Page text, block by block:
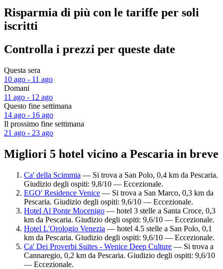
Risparmia di più con le tariffe per soli
iscritti
Controlla i prezzi per queste date
Questa sera
10 ago - 11 ago
Domani
11 ago - 12 ago
Questo fine settimana
14 ago - 16 ago
Il prossimo fine settimana
21 ago - 23 ago
Migliori 5 hotel vicino a Pescaria in breve
Ca' della Scimmia — Si trova a San Polo, 0,4 km da Pescaria.
Giudizio degli ospiti: 9,8/10 — Eccezionale.
EGO' Residence Venice — Si trova a San Marco, 0,3 km da
Pescaria. Giudizio degli ospiti: 9,6/10 — Eccezionale.
Hotel Al Ponte Mocenigo — hotel 3 stelle a Santa Croce, 0,3
km da Pescaria. Giudizio degli ospiti: 9,6/10 — Eccezionale.
Hotel L'Orologio Venezia — hotel 4.5 stelle a San Polo, 0,1
km da Pescaria. Giudizio degli ospiti: 9,6/10 — Eccezionale.
Ca' Dei Proverbi Suites - Wenice Deep Culture — Si trova a
Cannaregio, 0,2 km da Pescaria. Giudizio degli ospiti: 9,6/10
— Eccezionale.